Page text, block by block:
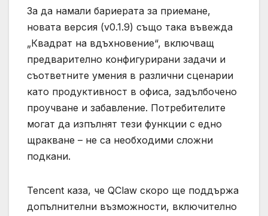
За да намали бариерата за приемане,
новата версия (v0.1.9) също така въвежда
„Квадрат на вдъхновение“, включващ
предварително конфигурирани задачи и
съответните умения в различни сценарии
като продуктивност в офиса, задълбочено
проучване и забавление. Потребителите
могат да изпълнят тези функции с едно
щракване – не са необходими сложни
подкани.
Tencent каза, че QClaw скоро ще поддържа
допълнителни възможности, включително